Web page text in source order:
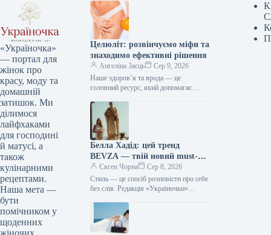
«Україночка»
— портал для
жінок про
красу, моду та
домашній
затишок. Ми
ділимося
лайфхаками
для господині
й матусі, а
також
кулінарними
рецептами.
Наша мета —
бути
помічником у
щоденних
Целюліт: розвінчуємо міфи та
знаходимо ефективні рішення
Ангеліна Заєць
Сер 9, 2026
Наше здоров’я та врода — це
головний ресурс, який допомагає
Редакція «Україночки» підготувала
для вас…
Белла Хадід: цей тренд
BEVZA — твій новий must-
have сезону!
Євген Чорна
Сер 8, 2026
Стиль — це спосіб розповісти про себе
без слів. Редакція «Україночки»
тенденціями, і сьогодні ми
підготували…